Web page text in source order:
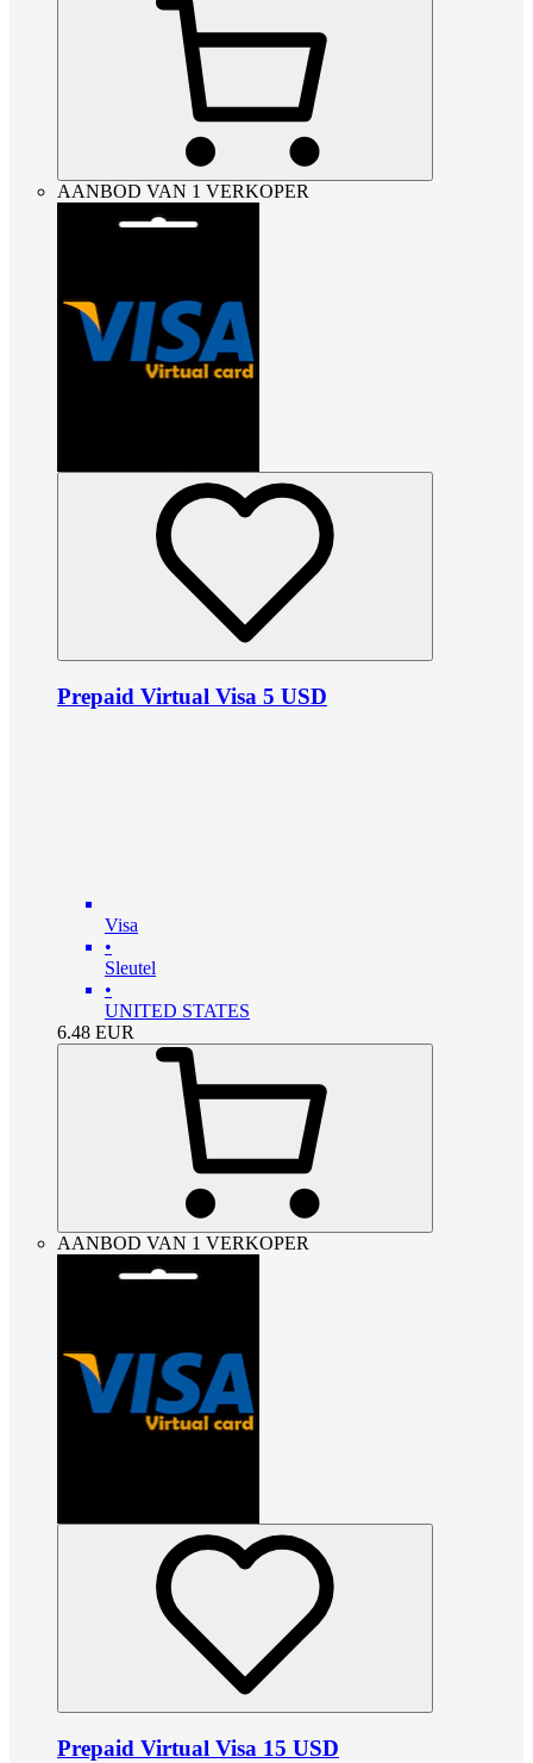
AANBOD VAN 1 VERKOPER
Prepaid Virtual Visa 5 USD
Visa
•
Sleutel
•
UNITED STATES
6.48 EUR
AANBOD VAN 1 VERKOPER
Prepaid Virtual Visa 15 USD